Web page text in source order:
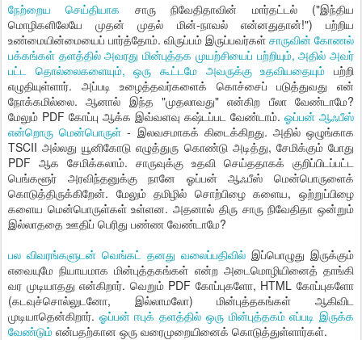
நேற்றைய செய்தியாக சாரு நிவேதிதாவின் மார்தட்டல் ("இந்திய
மொழிகளிலேயே முதன் முதல் மின்-நாவல் என்னதுதான்!") பற்றிய
உண்மையின்மையைப் பார்த்தோம். விருப்பம் இருப்பவர்கள் சாருவின் கோணல்
பக்கங்கள் தளத்தில் அவரது மின்புத்தக முயற்சியைப் பற்றியும், அதில் அவர்
பட்ட தொல்லைகளையும், ஒரு கூட்டமே அவருக்கு உதவியதையும் பற்றி
எழுதியுள்ளார். அப்படி உழைத்தவர்களைக் கொச்சைப் படுத்துவது என்
நோக்கமில்லை. ஆனால் இந்த "முதலாவது" என்கிற பீலா வேண்டாமே?
மேலும் PDF கோப்பு ஆக்க இவ்வளவு கஷ்டப்பட வேண்டாம். ஓப்பன் ஆஃபீஸ்
என்றொரு மென்பொருள் - இலவசமாகக் கிடைக்கிறது. அதில் ஒழுங்காக
TSCII அல்லது யூனிகோடு எழுத்துரு கொண்டு அடித்து, சேமிக்கும் போது
PDF ஆக சேமிக்கலாம். சாருவுக்கு உதவி செய்ததாகக் குறிப்பிடப்பட்ட
பெங்களூர் அரவிந்தனுக்கு நானே ஓப்பன் ஆஃபீஸ் மென்பொருளைக்
கொடுத்திருக்கிறேன். மேலும் தமிழில் சொற்பிழை களைய, ஒற்றுப்பிழை
களைய மென்பொருள்கள் உள்ளன. அதனால் திரு சாரு நிவேதிதா ஒன்றும்
இல்லாததை ஊதிப் பெரிது பண்ண வேண்டாமே?
பல விவரங்களுடன் வெங்கட் தனது வலைப்பதிவில் இப்பொழுது இருக்கும்
எவையுமே நியாயமாக மின்புத்தகங்கள் என்ற அடைமொழியினைத் தாங்கி
வர முடியாதது என்கிறார். வெறும் PDF கோப்புகளோ, HTML கோப்புகளோ
(கடவுச்சொல்லுடனோ, இல்லாமலோ) மின்புத்தகங்கள் ஆகிவிட
முடியாதென்கிறார். ஓப்பன் ஈபுக் தளத்தில் ஒரு மின்புத்தகம் எப்படி இருக்க
வேண்டும் என்பதற்கான ஒரு வரைமுறையினைக் கொடுத்துள்ளார்கள்.